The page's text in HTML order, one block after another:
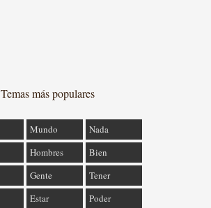
Temas más populares
Mundo
Nada
Hombres
Bien
Gente
Tener
Estar Poder